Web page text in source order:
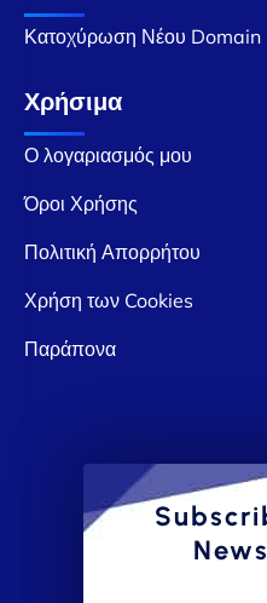
Κατοχύρωση Νέου Domain
Χρήσιμα
Ο λογαριασμός μου
Όροι Χρήσης
Πολιτική Απορρήτου
Χρήση των Cookies
Παράπονα